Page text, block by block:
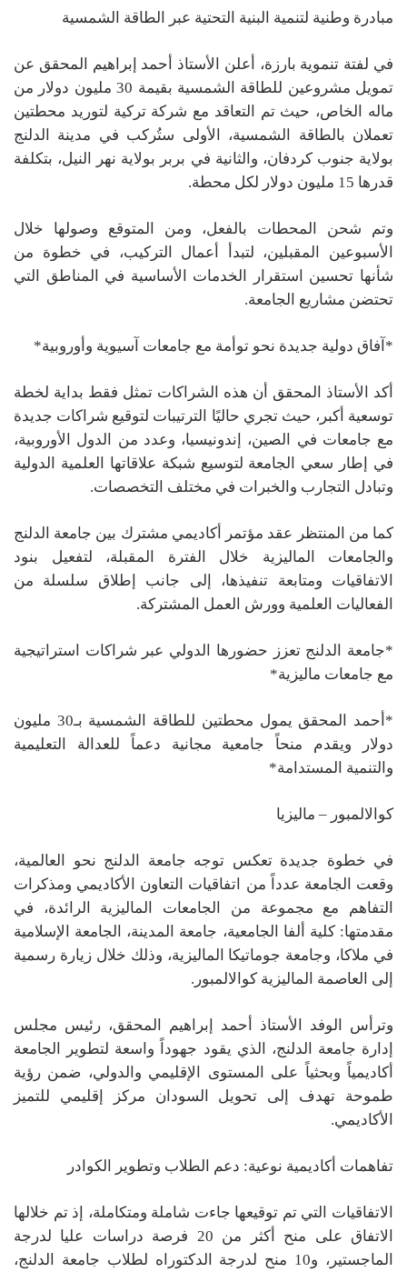
مبادرة وطنية لتنمية البنية التحتية عبر الطاقة الشمسية
في لفتة تنموية بارزة، أعلن الأستاذ أحمد إبراهيم المحقق عن
تمويل مشروعين للطاقة الشمسية بقيمة 30 مليون دولار من
ماله الخاص، حيث تم التعاقد مع شركة تركية لتوريد محطتين
تعملان بالطاقة الشمسية، الأولى ستُركب في مدينة الدلنج
بولاية جنوب كردفان، والثانية في بربر بولاية نهر النيل، بتكلفة
قدرها 15 مليون دولار لكل محطة.
وتم شحن المحطات بالفعل، ومن المتوقع وصولها خلال
الأسبوعين المقبلين، لتبدأ أعمال التركيب، في خطوة من
شأنها تحسين استقرار الخدمات الأساسية في المناطق التي
تحتضن مشاريع الجامعة.
*آفاق دولية جديدة نحو توأمة مع جامعات آسيوية وأوروبية*
أكد الأستاذ المحقق أن هذه الشراكات تمثل فقط بداية لخطة
توسعية أكبر، حيث تجري حاليًا الترتيبات لتوقيع شراكات جديدة
مع جامعات في الصين، إندونيسيا، وعدد من الدول الأوروبية،
في إطار سعي الجامعة لتوسيع شبكة علاقاتها العلمية الدولية
وتبادل التجارب والخبرات في مختلف التخصصات.
كما من المنتظر عقد مؤتمر أكاديمي مشترك بين جامعة الدلنج
والجامعات الماليزية خلال الفترة المقبلة، لتفعيل بنود
الاتفاقيات ومتابعة تنفيذها، إلى جانب إطلاق سلسلة من
الفعاليات العلمية وورش العمل المشتركة.
*جامعة الدلنج تعزز حضورها الدولي عبر شراكات استراتيجية
مع جامعات ماليزية*
*أحمد المحقق يمول محطتين للطاقة الشمسية بـ30 مليون
دولار ويقدم منحاً جامعية مجانية دعماً للعدالة التعليمية
والتنمية المستدامة*
كوالالمبور – ماليزيا
في خطوة جديدة تعكس توجه جامعة الدلنج نحو العالمية،
وقعت الجامعة عدداً من اتفاقيات التعاون الأكاديمي ومذكرات
التفاهم مع مجموعة من الجامعات الماليزية الرائدة، في
مقدمتها: كلية ألفا الجامعية، جامعة المدينة، الجامعة الإسلامية
في ملاكا، وجامعة جوماتيكا الماليزية، وذلك خلال زيارة رسمية
إلى العاصمة الماليزية كوالالمبور.
وترأس الوفد الأستاذ أحمد إبراهيم المحقق، رئيس مجلس
إدارة جامعة الدلنج، الذي يقود جهوداً واسعة لتطوير الجامعة
أكاديمياً وبحثياً على المستوى الإقليمي والدولي، ضمن رؤية
طموحة تهدف إلى تحويل السودان مركز إقليمي للتميز
الأكاديمي.
تفاهمات أكاديمية نوعية: دعم الطلاب وتطوير الكوادر
الاتفاقيات التي تم توقيعها جاءت شاملة ومتكاملة، إذ تم خلالها
الاتفاق على منح أكثر من 20 فرصة دراسات عليا لدرجة
الماجستير، و10 منح لدرجة الدكتوراه لطلاب جامعة الدلنج،